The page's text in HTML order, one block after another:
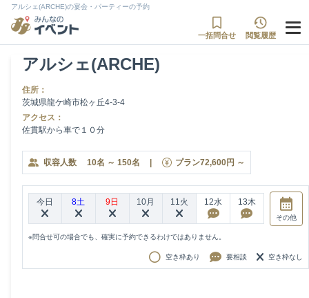
アルシェ(ARCHE)の宴会・パーティーの予約
一括問合せ 閲覧履歴
アルシェ(ARCHE)
住所：
茨城県龍ケ崎市松ヶ丘4-3-4
アクセス：
佐貫駅から車で１０分
収容人数 10名 ～ 150名 | プラン72,600円 ～
今日 8土 9日 10月 11火 12水 13木
その他
※問合せ可の場合でも、確実に予約できるわけではありません。
空き枠あり 要相談 空き枠なし